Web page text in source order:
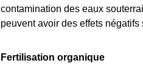
contamination des eaux
peuvent avoir des effets
Fertilisation organique